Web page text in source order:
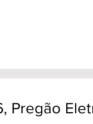
Pregão